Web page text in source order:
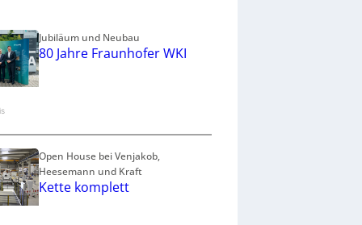
e
s
Jubiläum und Neubau
80 Jahre Fraunhofer WKI
Open House bei Venjakob,
Heesemann und Kraft
Kette komplett